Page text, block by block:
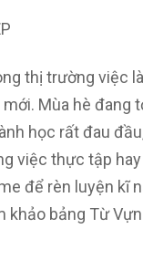
thị trường việc
Mùa hè đang
học rất đau
việc thực tập
để rèn luyện kĩ
bảng Từ